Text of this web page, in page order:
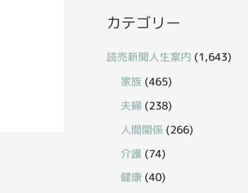
カテゴリー
読売新聞人生案内 (1,643)
家族 (465)
夫婦 (238)
人間関係 (266)
介護 (74)
健康 (40)